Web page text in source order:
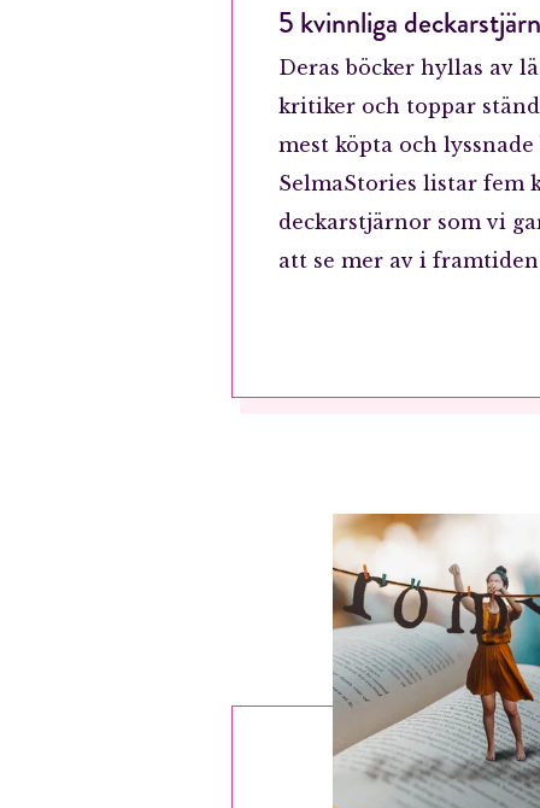
5 kvinnliga
Deras böcker hyllas av
kritiker och toppar
mest köpta och lyssnade
SelmaStories listar fem
deckarstjärnor som vi
att se mer av i